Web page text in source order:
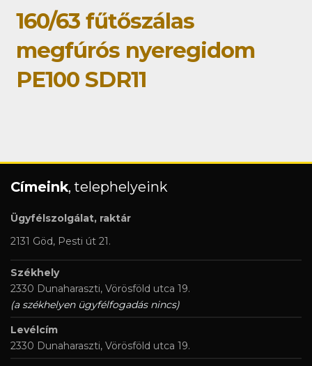
160/63 fűtőszálas
megfúrós nyeregidom
PE100 SDR11
Címeink, telephelyeink
Ügyfélszolgálat, raktár
2131 Göd, Pesti út 21.
Székhely
2330 Dunaharaszti, Vörösföld utca 19.
(a székhelyen ügyfélfogadás nincs)
Levélcím
2330 Dunaharaszti, Vörösföld utca 19.